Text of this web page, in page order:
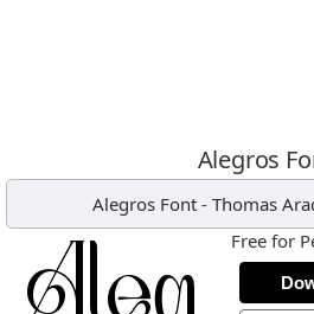
Alegros
Alegros Font- Thomas
Free for